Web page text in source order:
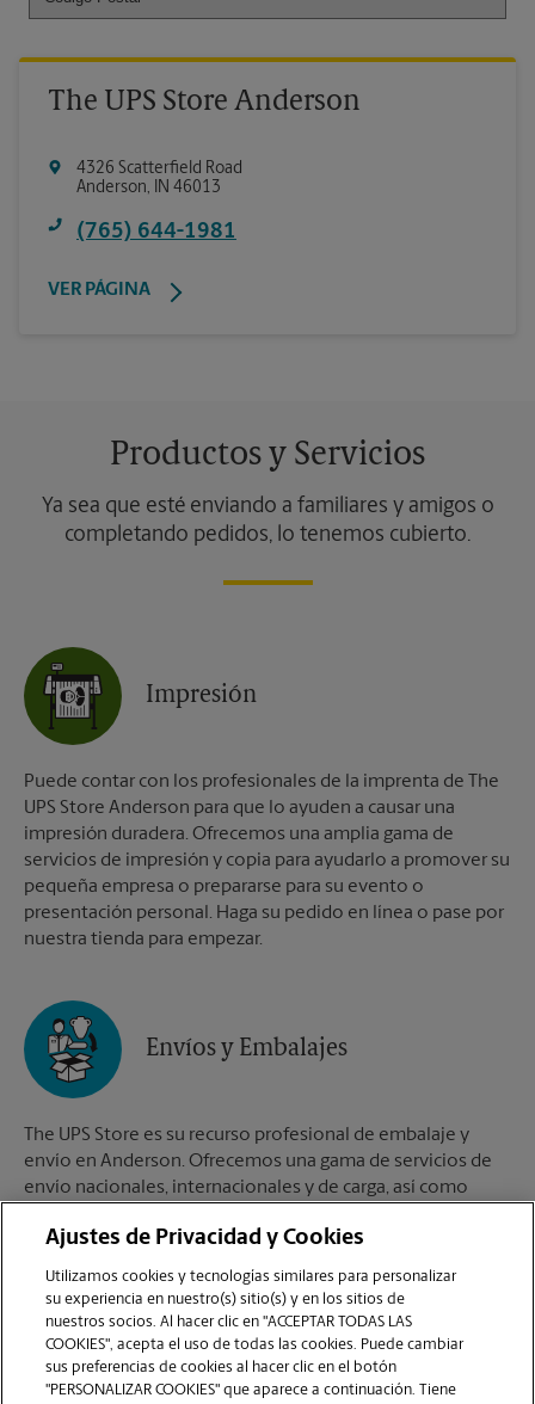
The UPS Store Anderson
4326 Scatterfield Road
Anderson, IN 46013
(765) 644-1981
VER PÁGINA
Productos y Servicios
Ya sea que esté enviando a familiares y amigos o
completando pedidos, lo tenemos cubierto.
Impresión
Puede contar con los profesionales de la imprenta de The
UPS Store Anderson para que lo ayuden a causar una
impresión duradera. Ofrecemos una amplia gama de
servicios de impresión y copia para ayudarlo a promover su
pequeña empresa o prepararse para su evento o
presentación personal. Haga su pedido en línea o pase por
nuestra tienda para empezar.
Envíos y Embalajes
The UPS Store es su recurso profesional de embalaje y
envío en Anderson. Ofrecemos una gama de servicios de
envío nacionales, internacionales y de carga, así como
suministros de embalaje. Los The UPS Store Certified
Packing Experts en Anderson están aquí para ayudarlo a
realizar sus envíos con confianza.
Ajustes de Privacidad y Cookies
Utilizamos cookies y tecnologías similares para personalizar
su experiencia en nuestro(s) sitio(s) y en los sitios de
nuestros socios. Al hacer clic en "ACCEPTAR TODAS LAS
COOKIES", acepta el uso de todas las cookies. Puede cambiar
sus preferencias de cookies al hacer clic en el botón
"PERSONALIZAR COOKIES" que aparece a continuación. Tiene